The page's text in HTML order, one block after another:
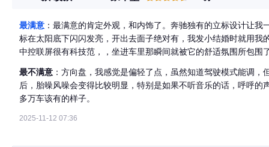
最满意 ：最满意的肯定外观，和内饰了。奔驰独有的立标设计让
标在太阳底下闪闪发亮，开出去面子绝对有，我发小结婚时就用我
中控联屏很有科技范，，坐进车里那瞬间就被它的舒适氛围所包围
最不满意 ：方向盘，我感觉是偏轻了点，虽然知道驾驶模式能调
后，胎噪风噪会变得比较明显，特别是如果不听音乐的话，呼呼
多万车该有的样子。
2025-11-12 07:36